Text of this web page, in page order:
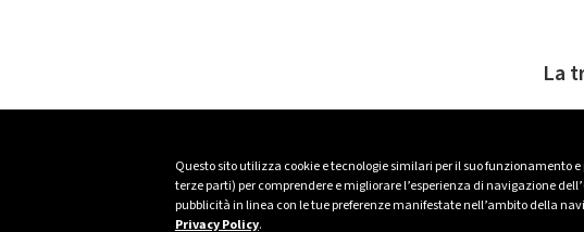
Questo sito utilizza cookie e tecnologie similari per il suo funzionamento
terze parti) per comprendere e migliorare l’esperienza di navigazione
pubblicità in linea con le tue preferenze manifestate nell’ambito della
Privacy Policy.
La